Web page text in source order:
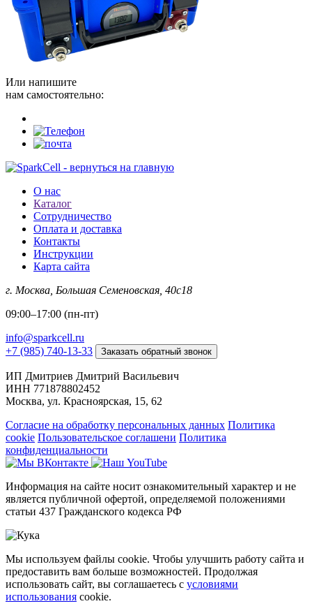
Или напишите
нам самостоятельно:
О нас
Каталог
Сотрудничество
Оплата и доставка
Контакты
Инструкции
Карта сайта
г. Москва, Большая Семеновская, 40с18​
09:00–17:00 (пн-пт)
info@sparkcell.ru
+7 (985) 740-13-33
Заказать обратный звонок
ИП Дмитриев Дмитрий Васильевич
ИНН 771878802452
Москва, ул. Красноярская, 15, 62
Согласие на обработку персональных данных Политика
cookie Пользовательское соглашени Политика
конфиденциальности
Информация на сайте носит ознакомительный характер и не
является публичной офертой, определяемой положениями
статьи 437 Гражданского кодекса РФ
Мы используем файлы cookie. Чтобы улучшить работу сайта и
предоставить вам больше возможностей. Продолжая
использовать сайт, вы соглашаетесь с условиями
использования cookie.